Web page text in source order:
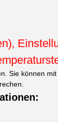
Sie können